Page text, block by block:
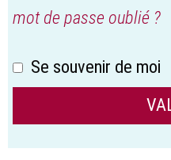
mot de passe oublié ?
Se souvenir de moi